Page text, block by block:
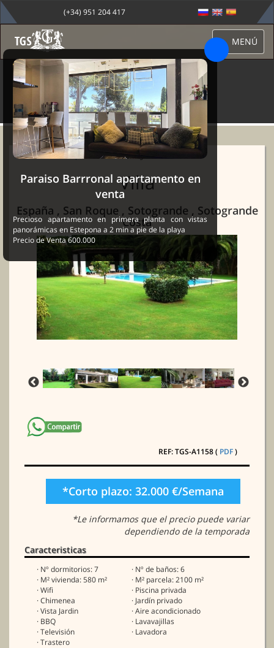
(+34) 951 204 417
MENÚ
Villa Sotogrande
Sale Marbella → Propiedades→ Villa Sotogrande
Villa
España , San Roque , Sotogrande , Sotogrande
Costa
REF: TGS-A1158 ( PDF)
*Corto plazo: 32.000 €/Semana
*Le informamos que el precio puede variar
dependiendo de la temporada
Caracteristicas
· Nº dormitorios: 7
· Nº de baños: 6
· M² vivienda: 580 m²
· M² parcela: 2100 m²
· Wifi
· Piscina privada
· Chimenea
· Jardín privado
· Vista Jardin
· Aire acondicionado
· BBQ
· Lavavajillas
· Televisión
· Lavadora
· Trastero
Paraiso Barrronal apartamento en
venta
Precioso apartamento en primera planta con vistas
panorámicas en Estepona a 2 min a pie de la playa
Precio de Venta 600.000